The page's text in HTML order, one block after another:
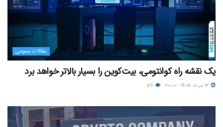
مقالات عمومی
یک نقشه راه کوانتومی، بیت‌کوین را بسیار بالاتر خواهد برد